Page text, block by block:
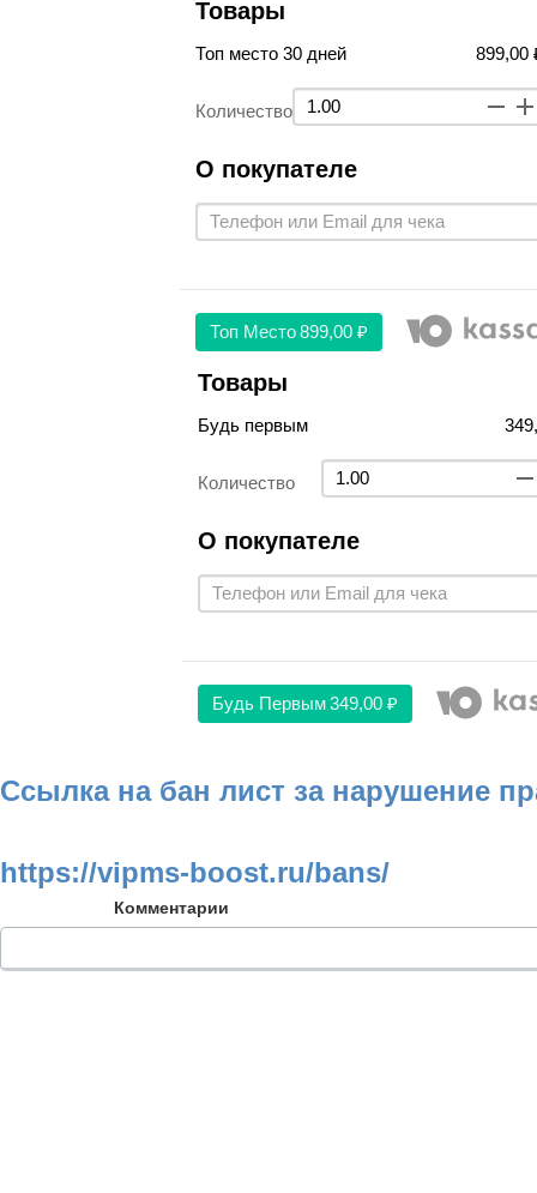
Товары
Топ место 30 дней 899,00
Количество
О покупателе
Топ Место 899,00 ₽
Товары
Будь первым
Количество
О покупателе
Будь Первым349,00 ₽
Ссылка на бан лист за нарушение
https://vipms-boost.ru/bans/
Комментарии